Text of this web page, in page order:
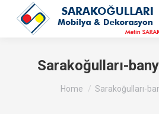
Sarakoğulları-
You are here:
Home Sarakoğulları-